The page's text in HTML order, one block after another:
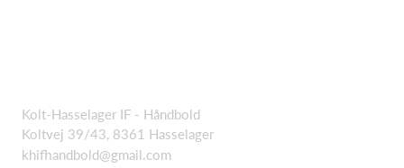
Kolt-Hasselager IF - Håndbold
Koltvej 39/43, 8361 Hasselager
khifhandbold@gmail.com